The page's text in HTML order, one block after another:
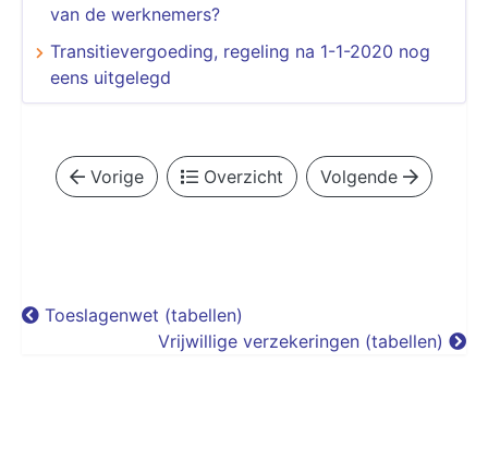
van de werknemers?
Transitievergoeding, regeling na 1-1-2020 nog
eens uitgelegd
Vorige Overzicht Volgende
Toeslagenwet (tabellen)
Vrijwillige verzekeringen (tabellen)